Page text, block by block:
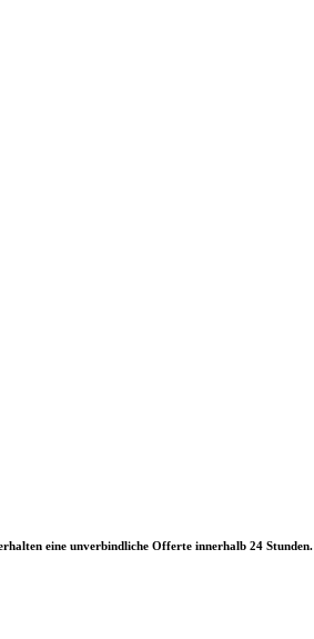
eine unverbindliche Offerte innerhalb 24 Stunden.